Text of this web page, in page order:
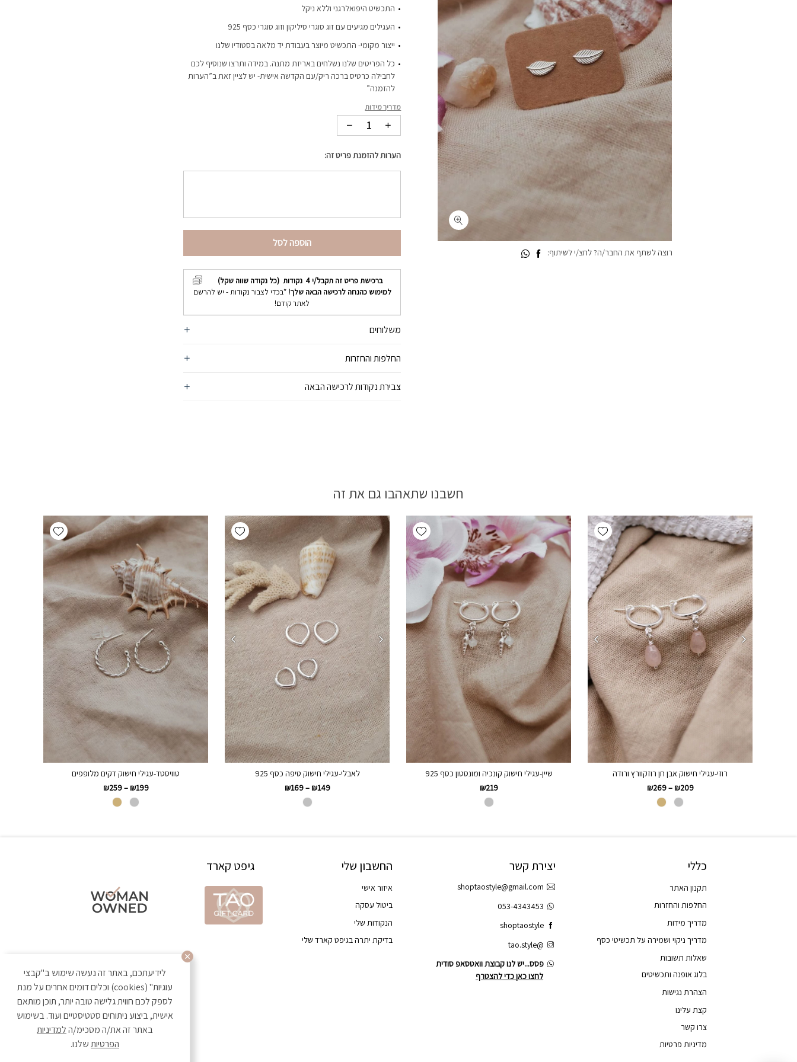
התכשיט היפואלרגני וללא ניקל
העגילים מגיעים עם זוג סוגרי סיליקון וזוג סוגרי כסף 925
ייצור מקומי- התכשיט מיוצר בעבודת יד מלאה בסטודיו שלנו
כל הפריטים שלנו נשלחים באריזת מתנה. במידה ותרצו שנוסיף לכם
לחבילה כרטיס ברכה ריק/עם הקדשה אישית- יש לציין זאת ב”הערות
להזמנה”
מדריך מידות
הערות להזמנת פריט זה:
הוספה לסל
ברכישת פריט זה תקבל/י4 נקודות (כל נקודה שווה שקל)
למימוש כהנחה לרכישה הבאה שלך! *בכדי לצבור נקודות - יש להרשם
לאתר קודם!
משלוחים
החלפות והחזרות
צבירת נקודות לרכישה הבאה
רוצה לשתף את החבר/ה? לחצ/י לשיתוף:
חשבנו שתאהבו גם את זה
Add wishlist
רוזי-עגילי חישוק אבן חן רוזקוורץ ורודה
₪209
–
₪269
Add wishlist
שיין-עגילי חישוק קונכיה ומונסטון כסף 925
₪219
Add wishlist
לאבלי-עגילי חישוק טיפה כסף 925
₪149
–
₪169
Add wishlist
טוויסטד-עגילי חישוק דקים מלופפים
₪199
–
₪259
כללי
תקנון האתר
החלפות והחזרות
מדריך מידות
מדריך ניקוי ושמירה על תכשיטי כסף
שאלות תשובות
בלוג אופנה ותכשיטים
הצהרת נגישות
קצת עלינו
צרו קשר
מדיניות פרטיות
החשבון שלי
איזור אישי
ביטול עסקה
הנקודות שלי
בדיקת יתרה בגיפט קארד שלי
יצירת קשר
shoptaostyle@gmail.com
053-4343453
shoptaostyle
@tao.style
פסס...יש לנו קבוצת וואטסאפ סודית
לחצו כאן כדי להצטרף
גיפט קארד
לידיעתכם, באתר זה נעשה שימוש ב"קבצי
עוגיות" (cookies) וכלים דומים אחרים על מנת
לספק לכם חווית גלישה טובה יותר, תוכן מותאם
אישית, ביצוע ניתוחים סטטיסטיים ועוד. בשימוש
באתר זה את/ה מסכימ/הלמדיניות
הפרטיותשלנו.